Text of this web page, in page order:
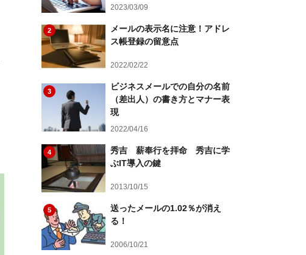
2023/03/09
2
メールの表示名に注意！アドレ
ス帳登録の留意点
2022/02/22
3
ビジネスメールでの自分の名前
（差出人）の書き方とマナー表
現
2022/04/16
4
秀吉 薪奉行を拝命 秀吉に学
ぶIT導入の鍵
2013/10/15
5
送ったメールの1.02％が消え
る！
2006/10/21